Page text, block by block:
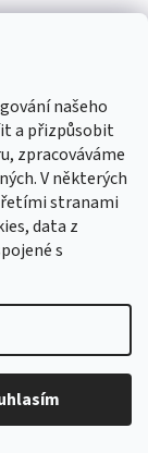
našeho
a přizpůsobit
zpracováváme
V některých
stranami
data z
s
2026.
krásné
75ml
Skladem
Do košíku
ze zbytečných